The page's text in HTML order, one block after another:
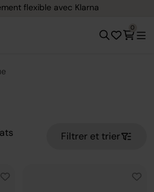
flexible avec Klarna
0
Filtrer et trier